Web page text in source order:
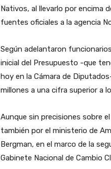
Nativos, al llevarlo por encima
fuentes oficiales a la agencia
Según adelantaron
inicial del Presupuesto -que
hoy en la Cámara de
millones a una cifra superior a
Aunque sin precisiones sobre
también por el ministerio de
Bergman, en el marco de la
Gabinete Nacional de Cambio